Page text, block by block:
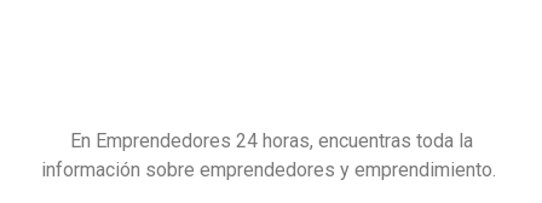
En Emprendedores 24 horas, encuentras toda la
información sobre emprendedores y emprendimiento.